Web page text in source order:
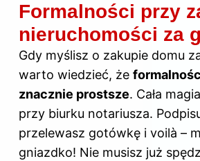
Formalności przy
nieruchomości za
Gdy myślisz o zakupie domu
warto wiedzieć, że
znacznie prostsze. Cała
przy biurku notariusza.
przelewasz gotówkę i voilà –
gniazdko! Nie musisz już